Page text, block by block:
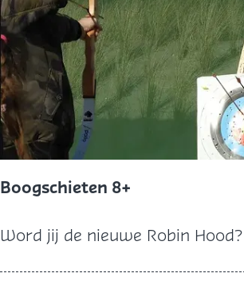
H
o
u
t
e
n
K
a
p
Boogschieten 8+
B
Word jij de nieuwe Robin Hood?